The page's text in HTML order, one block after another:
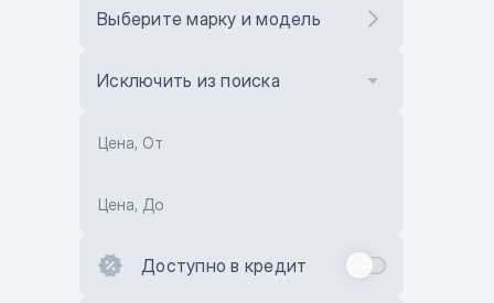
Выберите марку и модель
Исключить из поиска
Цена, От
Цена, До
Доступно в кредит